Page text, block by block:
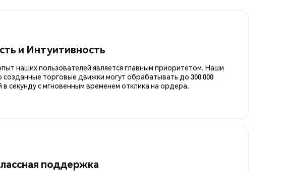
и Интуитивность
наших пользователей является главным приоритетом. Наши
созданные торговые движки могут обрабатывать до 300 000
в секунду с мгновенным временем отклика на ордера.
поддержка